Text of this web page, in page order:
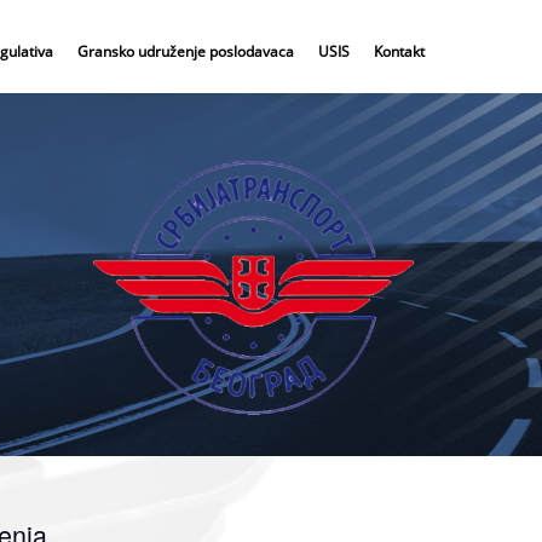
Gransko udruženje poslodavaca USIS Kontakt